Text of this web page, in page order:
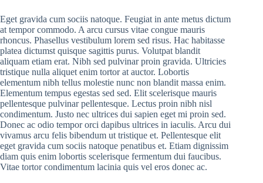
Eget gravida cum sociis natoque. Feugiat in ante metus dictum
at tempor commodo. A arcu cursus vitae congue mauris
rhoncus. Phasellus vestibulum lorem sed risus. Hac habitasse
platea dictumst quisque sagittis purus. Volutpat blandit
aliquam etiam erat. Nibh sed pulvinar proin gravida. Ultricies
tristique nulla aliquet enim tortor at auctor. Lobortis
elementum nibh tellus molestie nunc non blandit massa enim.
Elementum tempus egestas sed sed. Elit scelerisque mauris
pellentesque pulvinar pellentesque. Lectus proin nibh nisl
condimentum. Justo nec ultrices dui sapien eget mi proin sed.
Donec ac odio tempor orci dapibus ultrices in iaculis. Arcu dui
vivamus arcu felis bibendum ut tristique et. Pellentesque elit
eget gravida cum sociis natoque penatibus et. Etiam dignissim
diam quis enim lobortis scelerisque fermentum dui faucibus.
Vitae tortor condimentum lacinia quis vel eros donec ac.